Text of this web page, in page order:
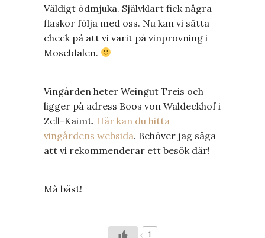
Väldigt ödmjuka. Självklart fick några
flaskor följa med oss. Nu kan vi sätta
check på att vi varit på vinprovning i
Moseldalen.
Vingården heter Weingut Treis och
ligger på adress Boos von Waldeckhof i
Zell-Kaimt. Här kan du hitta
vingårdens websida. Behöver jag säga
att vi rekommenderar ett besök där!
Må bäst!
1